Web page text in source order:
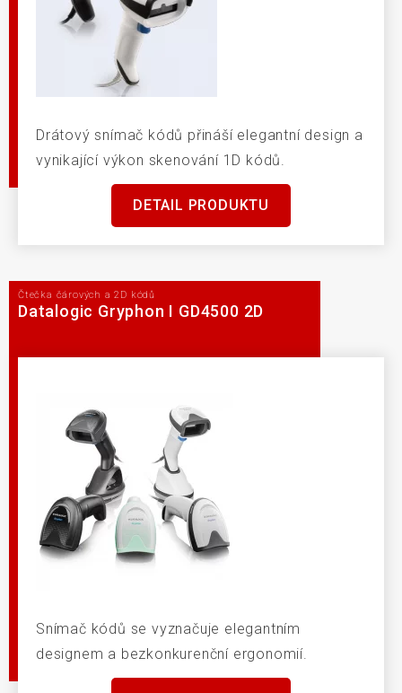
Drátový snímač kódů přináší elegantní design a
vynikající výkon skenování 1D kódů.
DETAIL PRODUKTU
Čtečka čárových a 2D kódů
Datalogic Gryphon I GD4500 2D
Snímač kódů se vyznačuje elegantním
designem a bezkonkurenční ergonomií.